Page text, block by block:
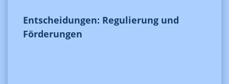
Entscheidungen: Regulierung und
Förderungen